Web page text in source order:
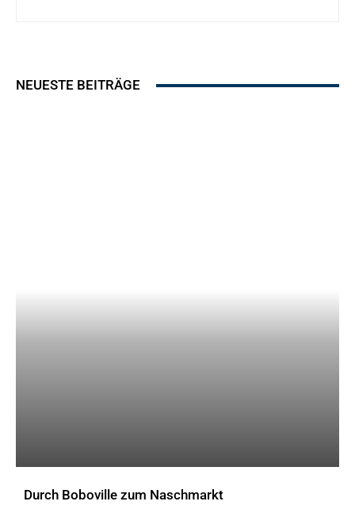
NEUESTE BEITRÄGE
Durch Boboville zum Naschmarkt